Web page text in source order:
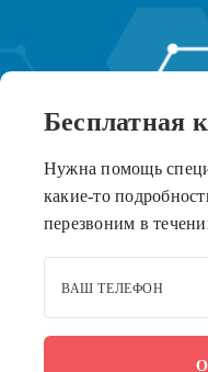
Бесплатная
Нужна помощь
какие-то
перезвоним в
ВАШ ТЕЛЕФОН